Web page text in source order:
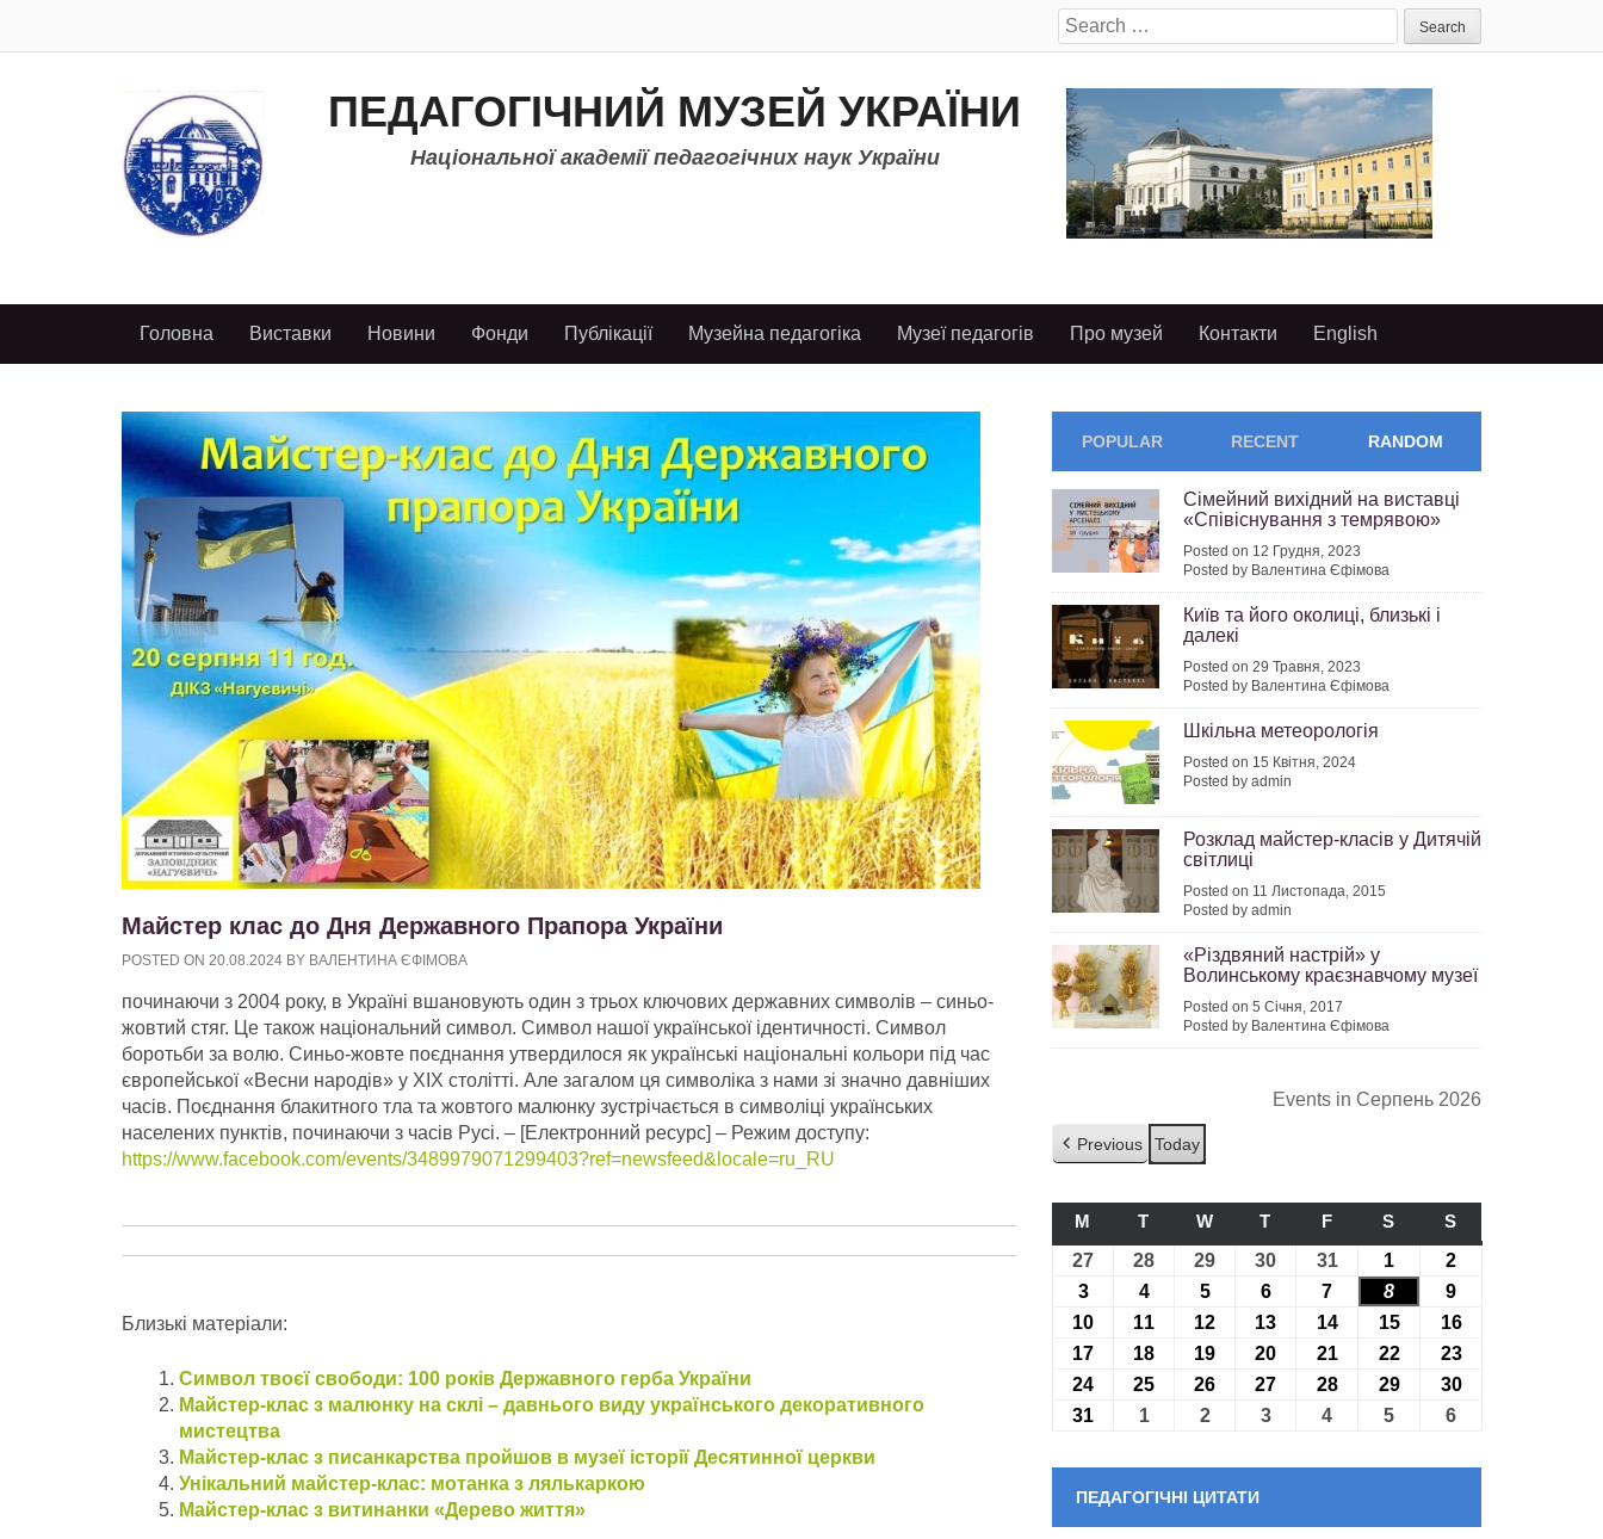
Search
for:
ПЕДАГОГІЧНИЙ МУЗЕЙ УКРАЇНИ
Національної академії педагогічних наук України
Головна Виставки Новини Фонди Публікації Музейна педагогіка Музеї педагогів Про музей Контакти English
Майстер клас до Дня Державного Прапора України
POSTED ON 20.08.2024 BY ВАЛЕНТИНА ЄФІМОВА
починаючи з 2004 року, в Україні вшановують один з трьох ключових державних символів – синьо-
жовтий стяг. Це також національний символ. Символ нашої української ідентичності. Символ
боротьби за волю. Синьо-жовте поєднання утвердилося як українські національні кольори під час
європейської «Весни народів» у ХІХ столітті. Але загалом ця символіка з нами зі значно давніших
часів. Поєднання блакитного тла та жовтого малюнку зустрічається в символіці українських
населених пунктів, починаючи з часів Русі. – [Електронний ресурс] – Режим доступу:
https://www.facebook.com/events/3489979071299403?ref=newsfeed&locale=ru_RU
Близькі матеріали:
Символ твоєї свободи: 100 років Державного герба України
Майстер-клас з малюнку на склі – давнього виду українського декоративного
мистецтва
Майстер-клас з писанкарства пройшов в музеї історії Десятинної церкви
Унікальний майстер-клас: мотанка з лялькаркою
Майстер-клас з витинанки «Дерево життя»
POPULAR RECENT RANDOM
Сімейний вихідний на виставці
«Співіснування з темрявою»
Posted on 12 Грудня, 2023
Posted by Валентина Єфімова
Київ та його околиці, близькі і
далекі
Posted on 29 Травня, 2023
Posted by Валентина Єфімова
Шкільна метеорологія
Posted on 15 Квітня, 2024
Posted by admin
Розклад майстер-класів у Дитячій
світлиці
Posted on 11 Листопада, 2015
Posted by admin
«Різдвяний настрій» у
Волинському краєзнавчому музеї
Posted on 5 Січня, 2017
Posted by Валентина Єфімова
Events in Серпень 2026
Previous Today
M ПОНЕДІЛОК
T ВІВТОРОК
WСЕРЕДА
T ЧЕТВЕР
FП’ЯТНИЦЯ
S СУБОТА
S
27 27.07.2026
28 28.07.2026
29 29.07.2026
30 30.07.2026
3131.07.2026
1 01.08.2026
2
303.08.2026
404.08.2026
505.08.2026
606.08.2026
7 07.08.2026
8 08.08.2026
9
10 10.08.2026
11 11.08.2026
12 12.08.2026
13 13.08.2026
1414.08.2026
1515.08.2026
1616.08.2026
17 17.08.2026
18 18.08.2026
19 19.08.2026
20 20.08.2026
2121.08.2026
2222.08.2026
2323.08.2026
24 24.08.2026
25 25.08.2026
26 26.08.2026
27 27.08.2026
2828.08.2026
2929.08.2026
3030.08.2026
31 31.08.2026
101.09.2026
202.09.2026
303.09.2026
4 04.09.2026
5 05.09.2026
6
ПЕДАГОГІЧНІ ЦИТАТИ